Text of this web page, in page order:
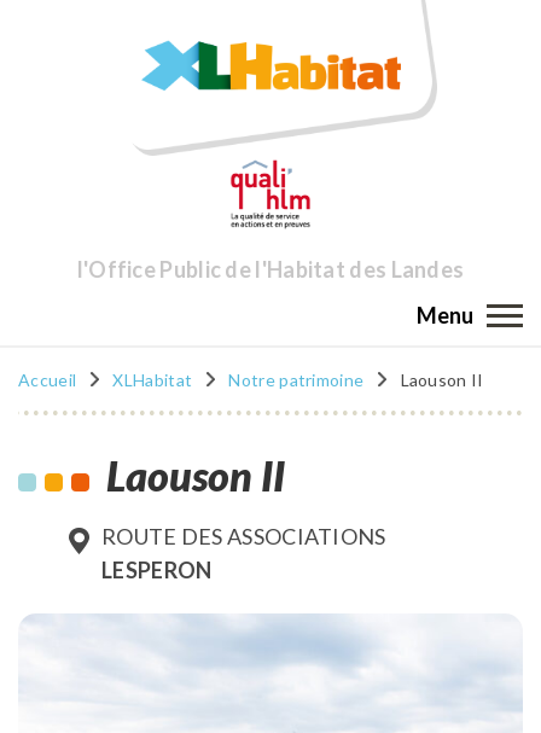
l'Office Public de l'Habitat des Landes
Menu
Accueil XLHabitat Notre patrimoine Laouson II
Laouson II
ROUTE DES ASSOCIATIONS
LESPERON